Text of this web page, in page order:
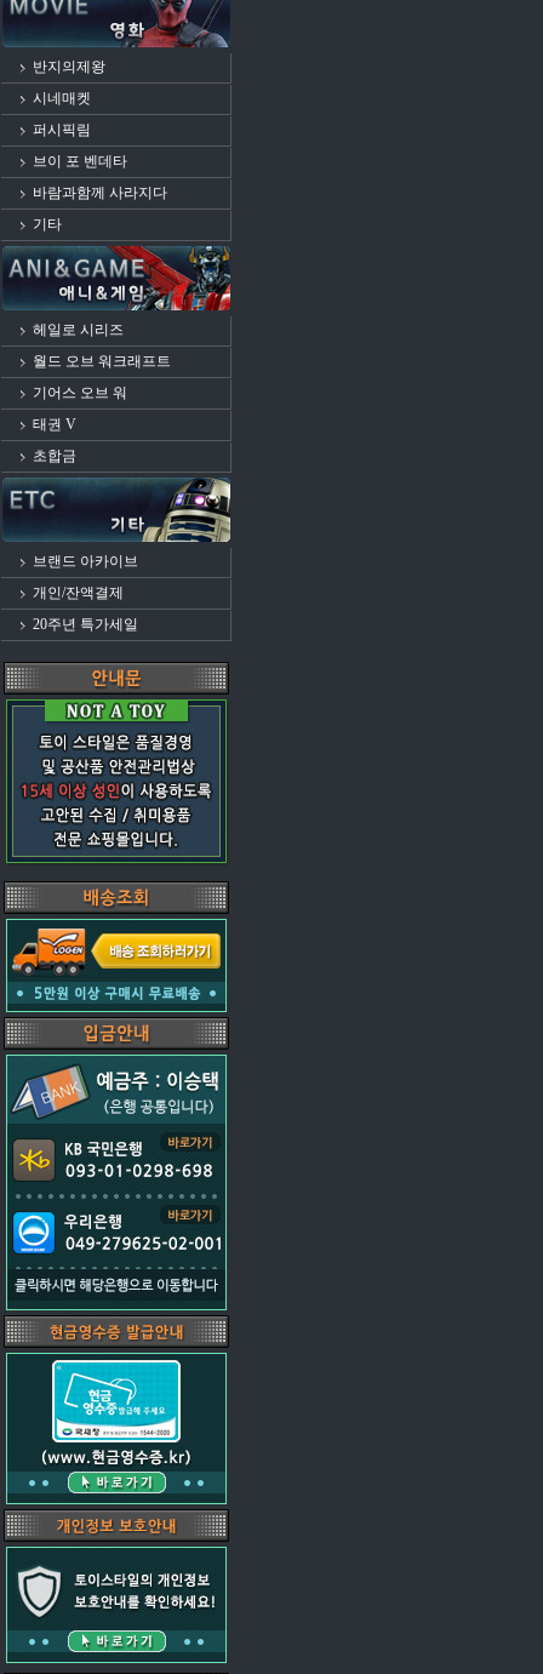
반지의제왕
시네매켓
퍼시픽림
브이 포 벤데타
바람과함께 사라지다
기타
헤일로 시리즈
월드 오브 워크래프트
기어스 오브 워
태권 V
초합금
브랜드 아카이브
개인/잔액결제
20주년 특가세일